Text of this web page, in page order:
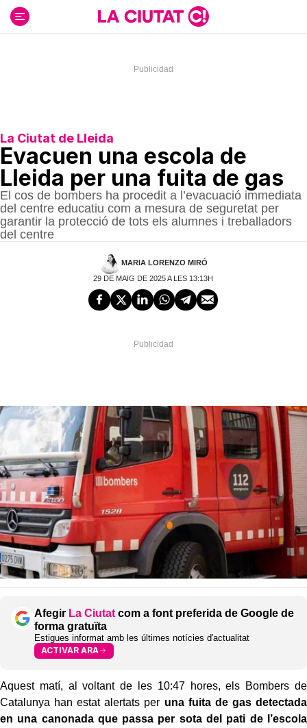
contenido
La Ciutat de Lleida
Evacuen una escola de
Lleida per una fuita de gas
El cos de bombers ha procedit a l’evacuació immediata
del centre educatiu com a mesura de seguretat per
garantir la protecció de tots els alumnes i treballadors
del centre
MARIA LORENZO MIRÓ
29 DE MAIG DE 2025 A LES 13:13H
Afegir La Ciutat com a font preferida de Google de
forma gratuïta
Estigues informat amb les últimes notícies d'actualitat
ACTIVAR ARA
Aquest matí, al voltant de les 10:47 hores, els Bombers de
Catalunya han estat alertats per una fuita de gas detectada
en una canonada que passa per sota del pati de l’escola